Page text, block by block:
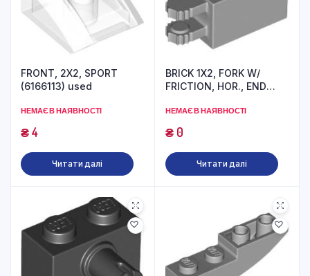
FRONT, 2X2, SPORT
(6166113) used
НЕМАЄ В НАЯВНОСТІ
₴4
Читати далі
BRICK 1X2, FORK W/
FRICTION, HOR., END
НЕМАЄ В НАЯВНОСТІ
₴0
Читати далі